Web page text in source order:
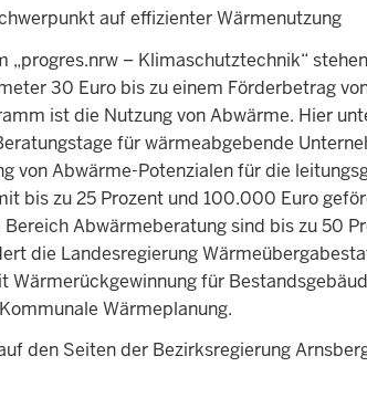
auf effizienter Wärmenutzung
„progres.nrw – Klimaschutztechnik“
30 Euro bis zu einem Förderbetrag
ist die Nutzung von Abwärme. Hier
für wärmeabgebende
von Abwärme-Potenzialen für die
bis zu 25 Prozent und 100.000 Euro
Abwärmeberatung sind bis zu 50
die Landesregierung
Wärmerückgewinnung für
Wärmeplanung.
den Seiten der Bezirksregierung